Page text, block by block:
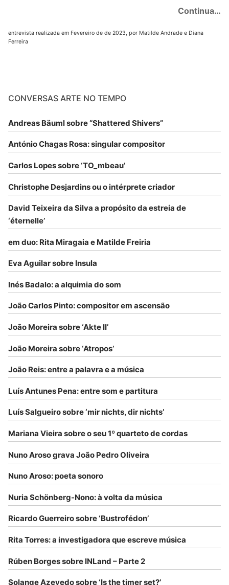
Continua…
entrevista realizada em Fevereiro de de 2023, por Matilde Andrade e Diana
Ferreira
CONVERSAS ARTE NO TEMPO
Andreas Bäuml sobre “Shattered Shivers”
António Chagas Rosa: singular compositor
Carlos Lopes sobre ‘TO_mbeau’
Christophe Desjardins ou o intérprete criador
David Teixeira da Silva a propósito da estreia de
‘éternelle’
em duo: Rita Miragaia e Matilde Freiria
Eva Aguilar sobre Insula
Inés Badalo: a alquimia do som
João Carlos Pinto: compositor em ascensão
João Moreira sobre ‘Akte II’
João Moreira sobre ‘Atropos’
João Reis: entre a palavra e a música
Luís Antunes Pena: entre som e partitura
Luís Salgueiro sobre ‘mir nichts, dir nichts’
Mariana Vieira sobre o seu 1º quarteto de cordas
Nuno Aroso grava João Pedro Oliveira
Nuno Aroso: poeta sonoro
Nuria Schönberg-Nono: à volta da música
Ricardo Guerreiro sobre ‘Bustrofédon’
Rita Torres: a investigadora que escreve música
Rúben Borges sobre INLand – Parte 2
Solange Azevedo sobre ‘Is the timer set?’